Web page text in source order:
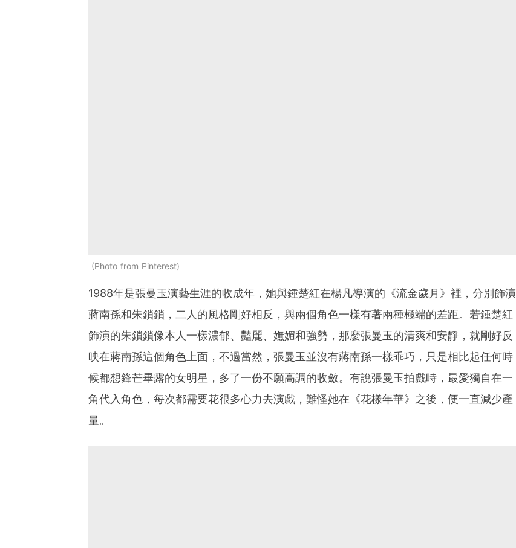
Photo from Pinterest
1988年是張曼玉演藝生涯的收成年，她與鍾楚紅在楊凡導演的《流金歲月》裡，分別飾演
蔣南孫和朱鎖鎖，二人的風格剛好相反，與兩個角色一樣有著兩種極端的差距。若鍾楚紅
飾演的朱鎖鎖像本人一樣濃郁、豔麗、嫵媚和強勢，那麼張曼玉的清爽和安靜，就剛好反
映在蔣南孫這個角色上面，不過當然，張曼玉並沒有蔣南孫一樣乖巧，只是相比起任何時
候都想鋒芒畢露的女明星，多了一份不願高調的收斂。有說張曼玉拍戲時，最愛獨自在一
角代入角色，每次都需要花很多心力去演戲，難怪她在《花樣年華》之後，便一直減少產
量。